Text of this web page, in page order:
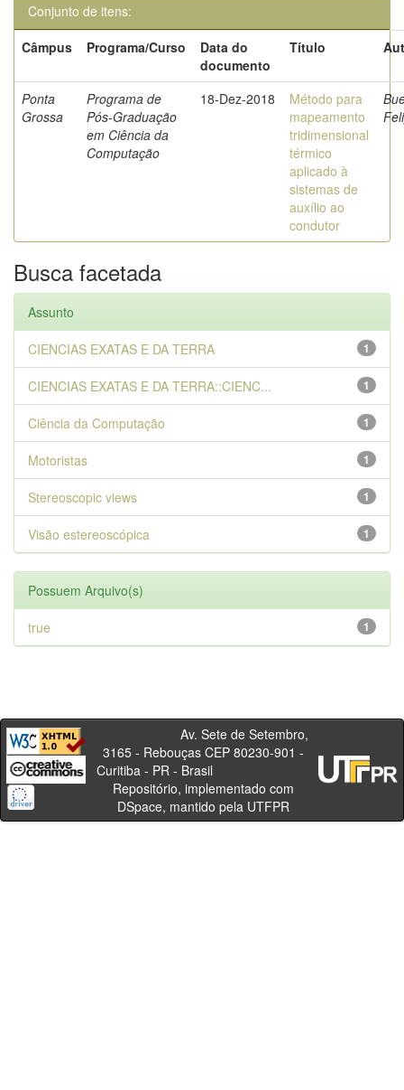
Conjunto de itens:
Câmpus
Programa/Curso
Data do
documento
Título
Ponta
Grossa
Programa de
Pós-Graduação
em Ciência da
Computação
18-Dez-2018
Método para
mapeamento
tridimensional
térmico
aplicado à
sistemas de
auxílio ao
condutor
Busca facetada
Assunto
1
CIENCIAS EXATAS E DA TERRA
1
CIENCIAS EXATAS E DA TERRA::CIENC...
1
Ciência da Computação
1
Motoristas
1
Stereoscopic views
1
Visão estereoscópica
Possuem Arquivo(s)
1
true
Av. Sete de Setembro,
3165 - Rebouças CEP 80230-901 -
Curitiba - PR - Brasil
Repositório, implementado com
DSpace, mantido pela UTFPR